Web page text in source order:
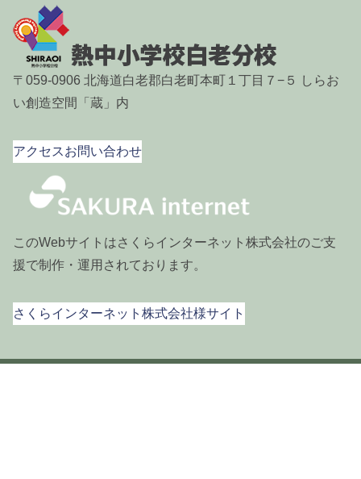
2024年6月
2024年5月
2024年3月
2024年2月
2024年1月
2023年11月
2023年10月
2023年8月
2023年6月
2023年4月
〒059-0906 北海道白老郡白老町本町１丁目７−５ しらお
い創造空間「蔵」内
アクセスお問い合わせ
このWebサイトはさくらインターネット株式会社のご支
援で制作・運用されております。
さくらインターネット株式会社様サイト